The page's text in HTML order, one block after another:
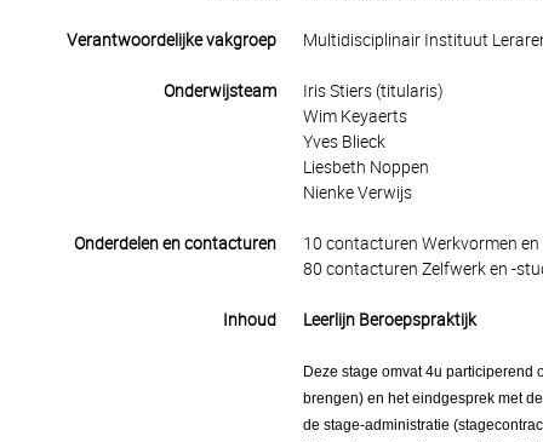
Verantwoordelijke vakgroep Multidisciplinair Instituut
Onderwijsteam
Iris Stiers (titularis)
Wim Keyaerts
Yves Blieck
Liesbeth Noppen
Nienke Verwijs
Onderdelen en contacturen
10 contacturen Werkvormen en
80 contacturen Zelfwerk en -
Inhoud Leerlijn Beroepspraktijk
Deze stage omvat 4u
brengen) en het eindgesprek met
de stage-administratie